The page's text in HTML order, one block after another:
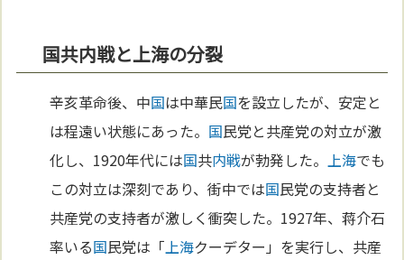
国共内戦と上海の分裂
辛亥革命後、中国は中華民国を設立したが、安定と
は程遠い状態にあった。 国民党と共産党の対立が激
化し、1920年代には国共内戦が勃発した。上海でも
この対立は深刻であり、街中では国民党の支持者と
共産党の支持者が激しく衝突した。1927年、蒋介石
率いる国民党は「上海クーデター」を実行し、共産